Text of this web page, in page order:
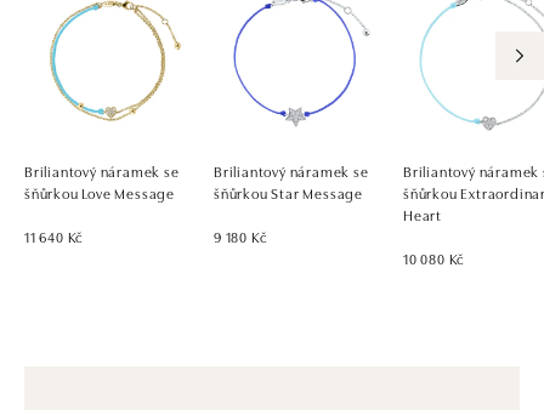
Briliantový náramek se
šňůrkou Love Message
11 640 Kč
Briliantový náramek se
šňůrkou Star Message
9 180 Kč
Briliantový náramek
šňůrkou
Heart
10 080 Kč